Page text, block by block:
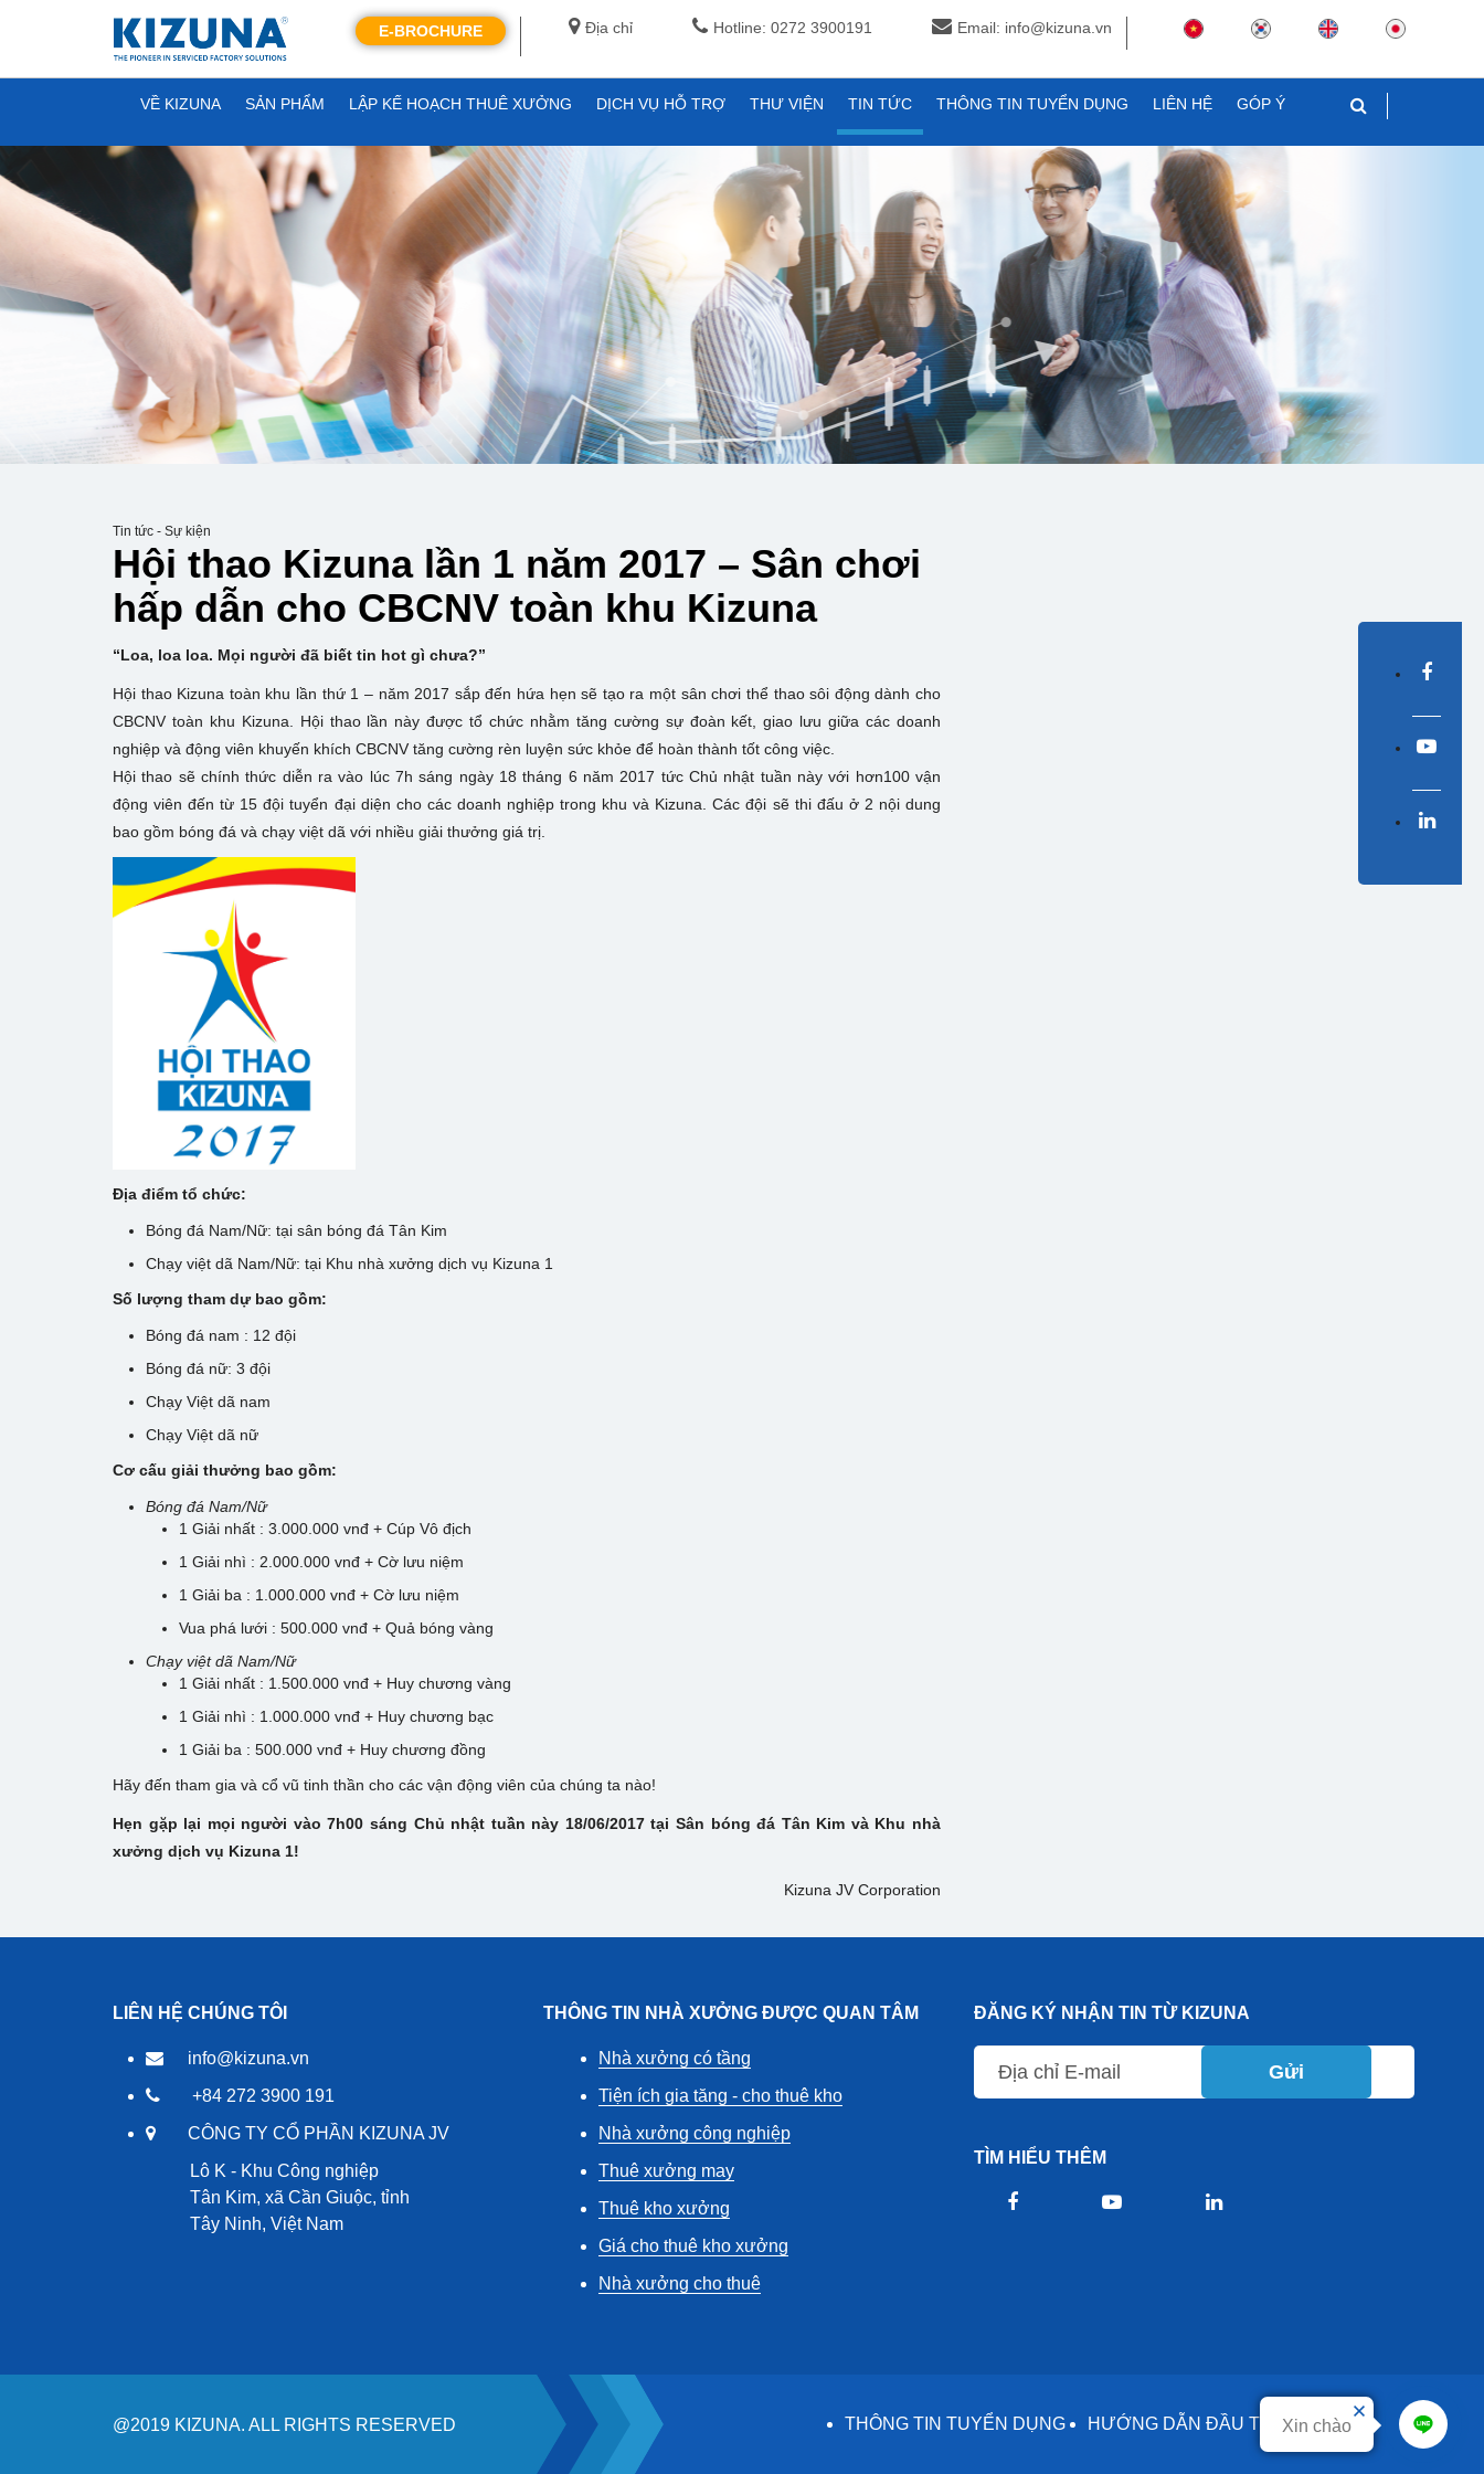
Địa chỉ Hotline: 0272 3900191 Email: info@kizuna.vn
E-BROCHURE
VỀ KIZUNA SẢN PHẨM LẬP KẾ HOẠCH THUÊ XƯỞNG DỊCH VỤ HỖ TRỢ THƯ VIỆN TIN TỨC THÔNG TIN TUYỂN DỤNG LIÊN HỆ GÓP Ý
Xin chào
Tin tức - Sự kiện
Hội thao Kizuna lần 1 năm 2017 – Sân chơi
hấp dẫn cho CBCNV toàn khu Kizuna
“Loa, loa loa. Mọi người đã biết tin hot gì chưa?”
Hội thao Kizuna toàn khu lần thứ 1 – năm 2017 sắp đến hứa hẹn sẽ tạo ra một sân chơi thể thao sôi động dành cho
CBCNV toàn khu Kizuna. Hội thao lần này được tổ chức nhằm tăng cường sự đoàn kết, giao lưu giữa các doanh
nghiệp và động viên khuyến khích CBCNV tăng cường rèn luyện sức khỏe để hoàn thành tốt công việc.
Hội thao sẽ chính thức diễn ra vào lúc 7h sáng ngày 18 tháng 6 năm 2017 tức Chủ nhật tuần này với hơn100 vận
động viên đến từ 15 đội tuyển đại diện cho các doanh nghiệp trong khu và Kizuna. Các đội sẽ thi đấu ở 2 nội dung
bao gồm bóng đá và chạy việt dã với nhiều giải thưởng giá trị.
Địa điểm tổ chức:
Bóng đá Nam/Nữ: tại sân bóng đá Tân Kim
Chạy việt dã Nam/Nữ: tại Khu nhà xưởng dịch vụ Kizuna 1
Số lượng tham dự bao gồm:
Bóng đá nam : 12 đội
Bóng đá nữ: 3 đội
Chạy Việt dã nam
Chạy Việt dã nữ
Cơ cấu giải thưởng bao gồm:
Bóng đá Nam/Nữ
1 Giải nhất : 3.000.000 vnđ + Cúp Vô địch
1 Giải nhì : 2.000.000 vnđ + Cờ lưu niệm
1 Giải ba : 1.000.000 vnđ + Cờ lưu niệm
Vua phá lưới : 500.000 vnđ + Quả bóng vàng
Chạy việt dã Nam/Nữ
1 Giải nhất : 1.500.000 vnđ + Huy chương vàng
1 Giải nhì : 1.000.000 vnđ + Huy chương bạc
1 Giải ba : 500.000 vnđ + Huy chương đồng
Hãy đến tham gia và cổ vũ tinh thần cho các vận động viên của chúng ta nào!
Hẹn gặp lại mọi người vào 7h00 sáng Chủ nhật tuần này 18/06/2017 tại Sân bóng đá Tân Kim và Khu nhà
xưởng dịch vụ Kizuna 1!
Kizuna JV Corporation
LIÊN HỆ CHÚNG TÔI
info@kizuna.vn
+84 272 3900 191
CÔNG TY CỔ PHẦN KIZUNA JV
Lô K - Khu Công nghiệp
Tân Kim, xã Cần Giuộc, tỉnh
Tây Ninh, Việt Nam
THÔNG TIN NHÀ XƯỞNG ĐƯỢC QUAN TÂM
Nhà xưởng có tầng
Tiện ích gia tăng - cho thuê kho
Nhà xưởng công nghiệp
Thuê xưởng may
Thuê kho xưởng
Giá cho thuê kho xưởng
Nhà xưởng cho thuê
ĐĂNG KÝ NHẬN TIN TỪ KIZUNA
Gửi
TÌM HIỂU THÊM
DỊCH VỤ
HƯỚNG DẪN ĐẦU TƯ
THÔNG TIN TUYỂN DỤNG
@2019 KIZUNA. ALL RIGHTS RESERVED